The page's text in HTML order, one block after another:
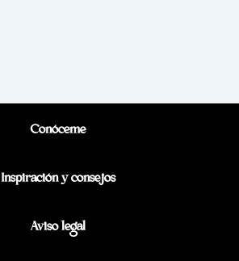
Conóceme
Inspiración y consejos
Aviso legal